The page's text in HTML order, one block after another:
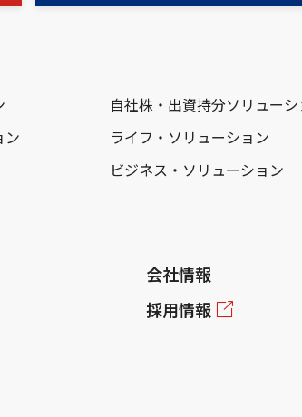
自社株・出資持分ソリューシ
ン
ライフ・ソリューション
ビジネス・ソリューション
会社情報
採用情報